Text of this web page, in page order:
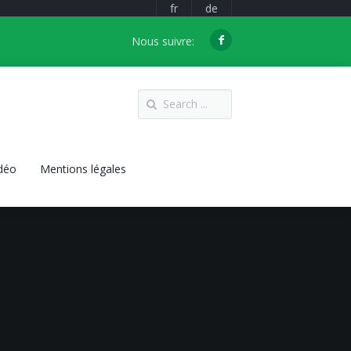
fr de
Nous suivre:
Mentions légales